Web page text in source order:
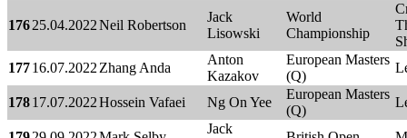
17625.04.2022Neil Robertson
Jack
Lisowski
World
Championship
17716.07.2022 Zhang Anda
Anton
Kazakov
European Masters
(Q)
17817.07.2022Hossein Vafaei Ng On Yee
European Masters
(Q)
Jack